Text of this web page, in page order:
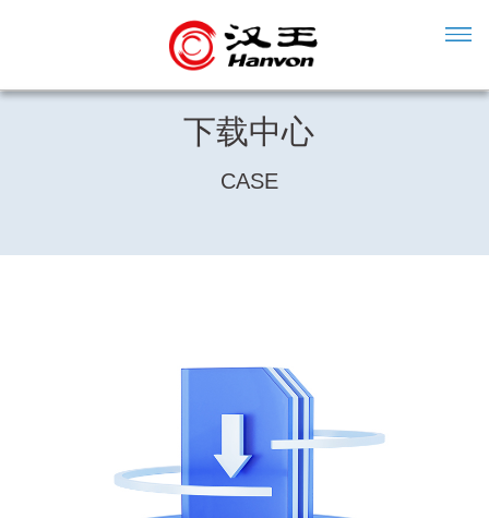
下载中心
CASE